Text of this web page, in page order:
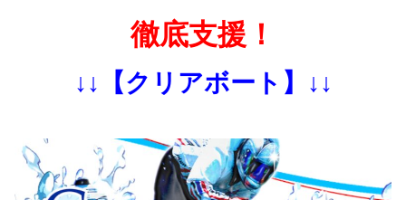
徹底支援！
↓↓【クリアボート】↓↓